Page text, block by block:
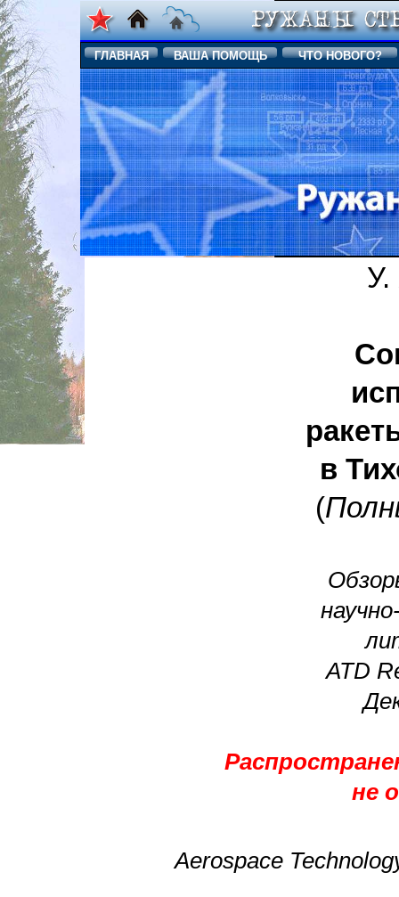
ГЛАВНАЯ ВАША ПОМОЩЬ ЧТО НОВОГО?
У.
в
(
ATD
не
Aerospace